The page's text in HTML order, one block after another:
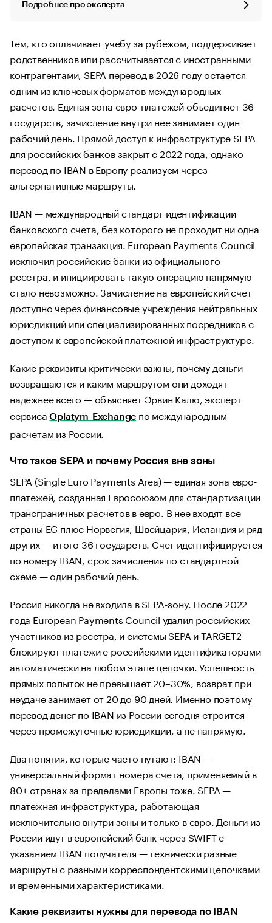
Подробнее про эксперта
Тем, кто оплачивает учебу за рубежом, поддерживает
родственников или рассчитывается с иностранными
контрагентами, SEPA перевод в 2026 году остается
одним из ключевых форматов международных
расчетов. Единая зона евро-платежей объединяет 36
государств, зачисление внутри нее занимает один
рабочий день. Прямой доступ к инфраструктуре SEPA
для российских банков закрыт с 2022 года, однако
перевод по IBAN в Европу реализуем через
альтернативные маршруты.
IBAN — международный стандарт идентификации
банковского счета, без которого не проходит ни одна
европейская транзакция. European Payments Council
исключил российские банки из официального
реестра, и инициировать такую операцию напрямую
стало невозможно. Зачисление на европейский счет
доступно через финансовые учреждения нейтральных
юрисдикций или специализированных посредников с
доступом к европейской платежной инфраструктуре.
Какие реквизиты критически важны, почему деньги
возвращаются и каким маршрутом они доходят
надежнее всего — объясняет Эрвин Калю, эксперт
сервисаOplatym-Exchange по международным
расчетам из России.
Что такое SEPA и почему Россия вне зоны
SEPA (Single Euro Payments Area) — единая зона евро-
платежей, созданная Евросоюзом для стандартизации
трансграничных расчетов в евро. В нее входят все
страны ЕС плюс Норвегия, Швейцария, Исландия и ряд
других — итого 36 государств. Счет идентифицируется
по номеру IBAN, срок зачисления по стандартной
схеме — один рабочий день.
Россия никогда не входила в SEPA-зону. После 2022
года European Payments Council удалил российских
участников из реестра, и системы SEPA и TARGET2
блокируют платежи с российскими идентификаторами
автоматически на любом этапе цепочки. Успешность
прямых попыток не превышает 20–30%, возврат при
неудаче занимает от 20 до 90 дней. Именно поэтому
перевод денег по IBAN из России сегодня строится
через промежуточные юрисдикции, а не напрямую.
Два понятия, которые часто путают: IBAN —
универсальный формат номера счета, применяемый в
80+ странах за пределами Европы тоже. SEPA —
платежная инфраструктура, работающая
исключительно внутри зоны и только в евро. Деньги из
России идут в европейский банк через SWIFT с
указанием IBAN получателя — технически разные
маршруты с разными корреспондентскими цепочками
и временными характеристиками.
Какие реквизиты нужны для перевода по IBAN